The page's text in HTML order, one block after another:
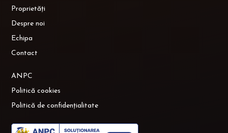
Proprietăți
Despre noi
Echipa
Contact
ANPC
Politică cookies
Politică de confidențialitate